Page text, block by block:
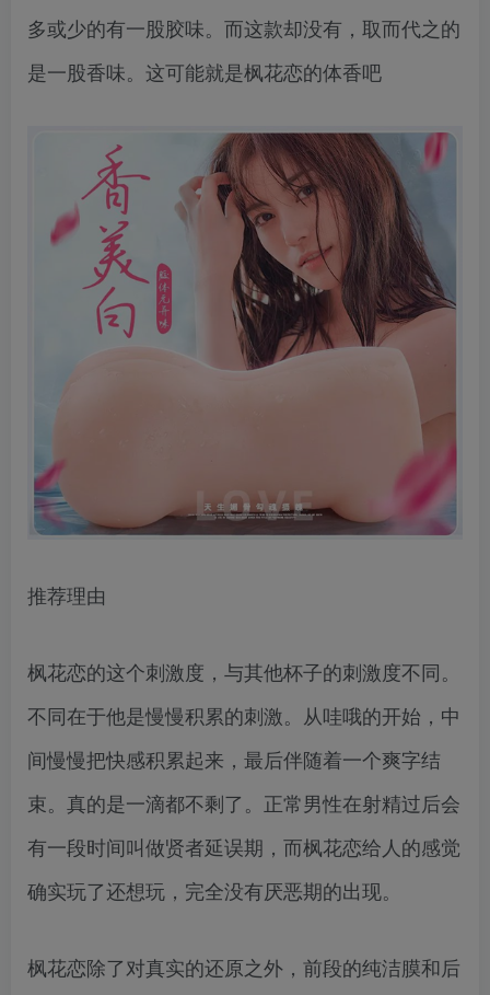
多或少的有一股胶味。而这款却没有，取而代之的
是一股香味。这可能就是枫花恋的体香吧
推荐理由
枫花恋的这个刺激度，与其他杯子的刺激度不同。
不同在于他是慢慢积累的刺激。从哇哦的开始，中
间慢慢把快感积累起来，最后伴随着一个爽字结
束。真的是一滴都不剩了。正常男性在射精过后会
有一段时间叫做贤者延误期，而枫花恋给人的感觉
确实玩了还想玩，完全没有厌恶期的出现。
枫花恋除了对真实的还原之外，前段的纯洁膜和后